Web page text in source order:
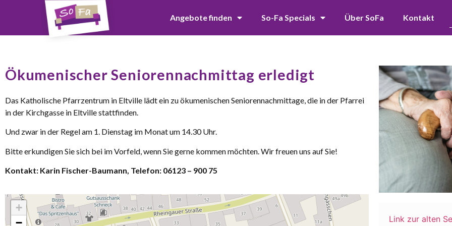
Angebote finden So-Fa Specials Über SoFa Kontakt
Ökumenischer Seniorennachmittag erledigt
Das Katholische Pfarrzentrum in Eltville lädt ein zu ökumenischen Seniorennachmittage, die in der Pfarrei
in der Kirchgasse in Eltville stattfinden.
Und zwar in der Regel am 1. Dienstag im Monat um 14.30 Uhr.
Bitte erkundigen Sie sich bei im Vorfeld, wenn Sie gerne kommen möchten. Wir freuen uns auf Sie!
Kontakt: Karin Fischer-Baumann, Telefon: 06123 – 900 75
+
−
Link zur alten